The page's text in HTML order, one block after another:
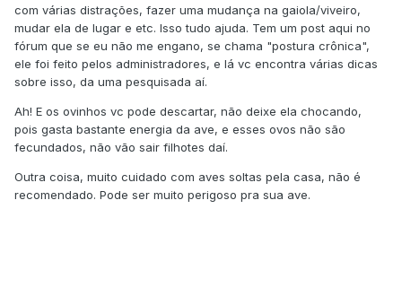
com várias distrações, fazer uma mudança na gaiola/viveiro,
mudar ela de lugar e etc. Isso tudo ajuda. Tem um post aqui no
fórum que se eu não me engano, se chama "postura crônica",
ele foi feito pelos administradores, e lá vc encontra várias dicas
sobre isso, da uma pesquisada aí.
Ah! E os ovinhos vc pode descartar, não deixe ela chocando,
pois gasta bastante energia da ave, e esses ovos não são
fecundados, não vão sair filhotes daí.
Outra coisa, muito cuidado com aves soltas pela casa, não é
recomendado. Pode ser muito perigoso pra sua ave.